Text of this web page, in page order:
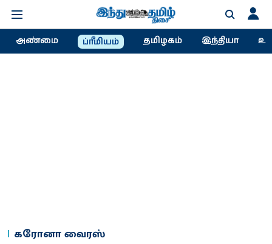
அண்மை ப்ரீமியம் தமிழகம் இந்தியா
கரோனா வைரஸ்